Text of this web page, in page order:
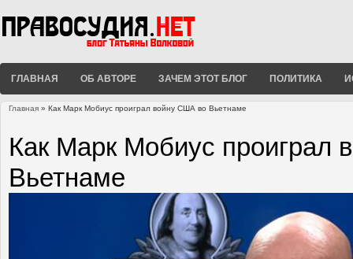
ГЛАВНАЯ ОБ АВТОРЕ ЗАЧЕМ ЭТОТ БЛОГ ПОЛИТИКА
Главная » Как Марк Мобиус проиграл войну США во Вьетнаме
Как Марк Мобиус проиграл
Вьетнаме